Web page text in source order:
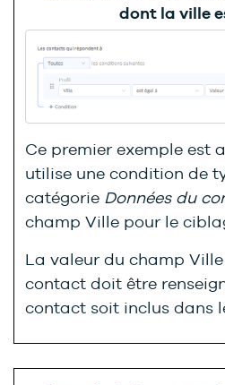
dont la ville
Ce premier exemple est
utilise une condition de
catégorie Données du
champ Ville pour le
La valeur du champ
contact doit être
contact soit inclus dans